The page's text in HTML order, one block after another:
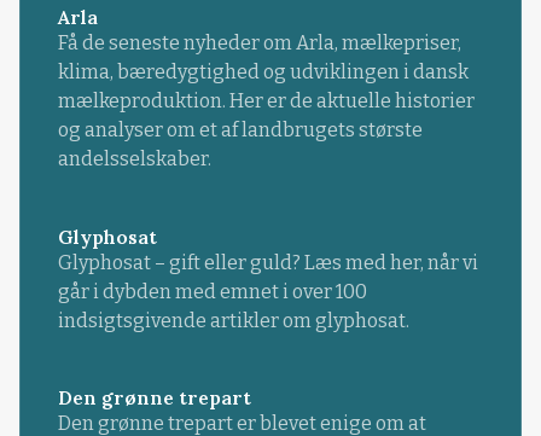
Arla
Få de seneste nyheder om Arla, mælkepriser,
klima, bæredygtighed og udviklingen i dansk
mælkeproduktion. Her er de aktuelle historier
og analyser om et af landbrugets største
andelsselskaber.
Glyphosat
Glyphosat – gift eller guld? Læs med her, når vi
går i dybden med emnet i over 100
indsigtsgivende artikler om glyphosat.
Den grønne trepart
Den grønne trepart er blevet enige om at